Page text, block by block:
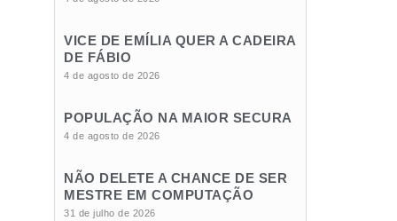
VICE DE EMÍLIA QUER A CADEIRA
DE FÁBIO
4 de agosto de 2026
POPULAÇÃO NA MAIOR SECURA
4 de agosto de 2026
NÃO DELETE A CHANCE DE SER
MESTRE EM COMPUTAÇÃO
31 de julho de 2026